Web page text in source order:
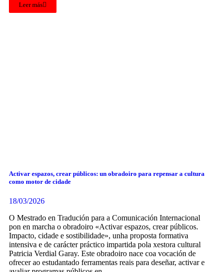
Leer más
Activar espazos, crear públicos: un obradoiro para repensar a cultura
como motor de cidade
18/03/2026
O Mestrado en Tradución para a Comunicación Internacional
pon en marcha o obradoiro «Activar espazos, crear públicos.
Impacto, cidade e sostibilidade», unha proposta formativa
intensiva e de carácter práctico impartida pola xestora cultural
Patricia Verdial Garay. Este obradoiro nace coa vocación de
ofrecer ao estudantado ferramentas reais para deseñar, activar e